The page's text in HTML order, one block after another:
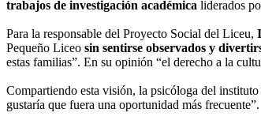
trabajos de investigación académica liderados
Para la responsable del Proyecto Social del Liceu,
Pequeño Liceo sin sentirse observados y
estas familias”. En su opinión “el derecho a la
Compartiendo esta visión, la psicóloga del
gustaría que fuera una oportunidad más frecuente”.